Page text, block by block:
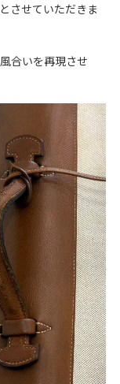
させていただきま
合いを再現させ